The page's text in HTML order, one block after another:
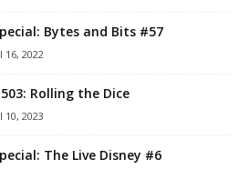
Bytes and Bits #57
16, 2022
Rolling the Dice
10, 2023
The Live Disney #6